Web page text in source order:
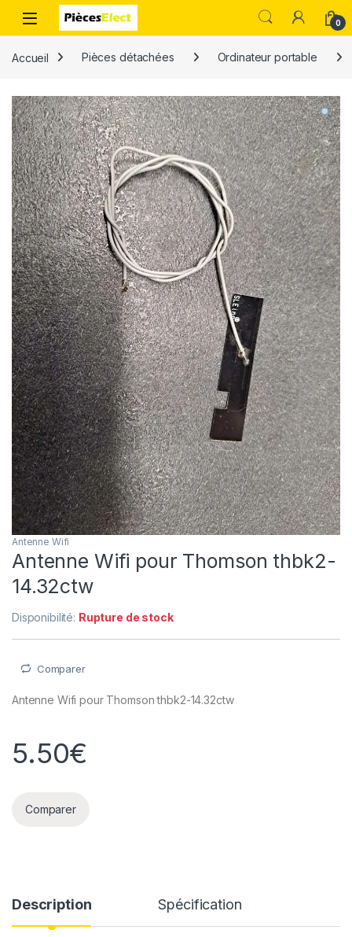
0
Accueil Pièces détachées Ordinateur portable
Antenne Wifi
Antenne Wifi pour Thomson thbk2-
14.32ctw
Disponibilité: Rupture de stock
Comparer
Antenne Wifi pour Thomson thbk2-14.32ctw
5.50€
Comparer
Description Spécification